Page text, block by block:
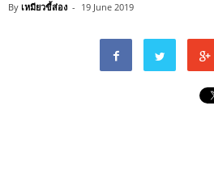
By เหมียวขี้ส่อง - 19 June 2019